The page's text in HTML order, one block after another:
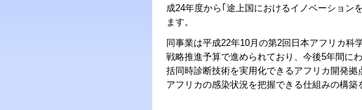
成24年度から｢途上国におけるイノベーション
ます。
同事業は平成22年10月の第2回日本アフリカ
戦略推進予算で進められており、今後5年間に
括同時診断技術を実用化できるアフリカ開発
アフリカの感染状況を把握できる仕組みの構築